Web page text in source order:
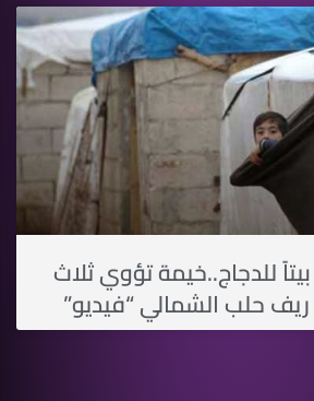
للدجاج..خيمة تؤوي ثلاث
ريف حلب الشمالي “فيديو”